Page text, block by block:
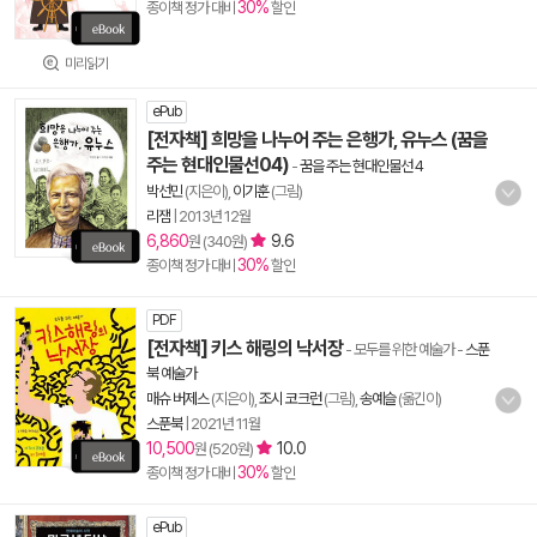
미리읽기
종이책 정가 대비 30%할인
ePub
[전자책] 희망을 나누어 주는 은행가, 유누스 (꿈을
주는 현대인물선04) -꿈을 주는 현대인물선 4
박선민(지은이), 이기훈(그림)
리잼 2013년 12월
6,860원 (340원) 9.6
종이책 정가 대비 30%할인
PDF
[전자책] 키스 해링의 낙서장- 모두를 위한 예술가-스푼
북 예술가
매슈 버제스(지은이), 조시 코크런(그림), 송예슬(옮긴이)
스푼북| 2021년 11월
10,500원 (520원) 10.0
종이책 정가 대비 30%할인
ePub